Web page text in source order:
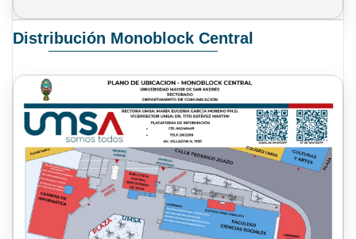
Distribución Monoblock Central